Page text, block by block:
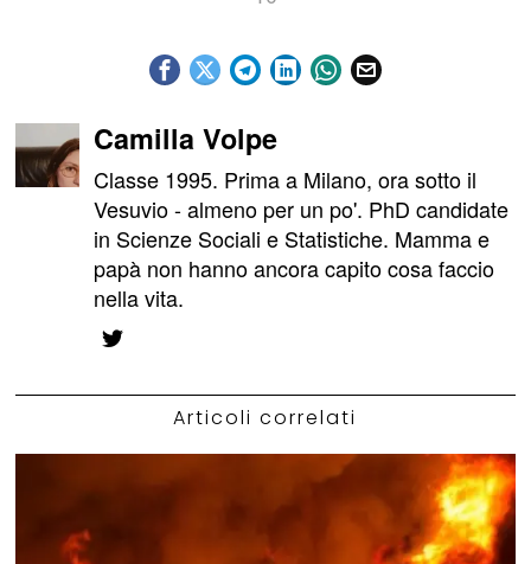
Camilla Volpe
Classe 1995. Prima a Milano, ora sotto il
Vesuvio - almeno per un po'. PhD candidate
in Scienze Sociali e Statistiche. Mamma e
papà non hanno ancora capito cosa faccio
nella vita.
Articoli correlati